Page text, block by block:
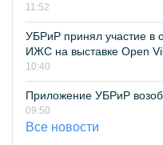
11:52
УБРиР принял участие в
ИЖС на выставке Open
10:40
Приложение УБРиР
09:50
Все новости